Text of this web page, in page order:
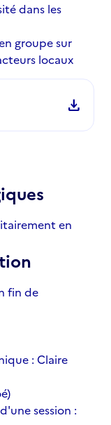
dans les
groupe sur
locaux
download
en
fin de
: Claire
session :